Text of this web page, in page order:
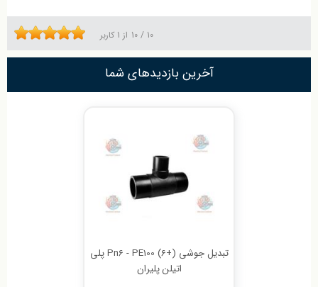
10 / 10 از 1 کاربر
آخرین بازدیدهای شما
تبدیل جوشی Pn6 - PE100 (6+) پلی
اتیلن پلیران